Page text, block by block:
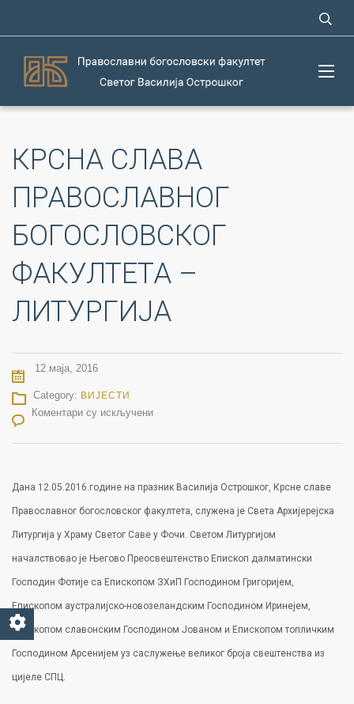
КРСНА СЛАВА
ПРАВОСЛАВНОГ
БОГОСЛОВСКОГ
ФАКУЛТЕТА –
ЛИТУРГИЈА
12 маја, 2016
Category: ВИЈЕСТИ
Коментари су искљученина КРСНА СЛАВА ПРАВОСЛАВНОГ БОГОСЛОВСКОГ ФАКУЛТЕТА – ЛИТУРГИЈА
Дана 12.05.2016.године на празник Василија Острошког, Крсне славе
Православног богословског факултета, служена је Света Архијерејска
Литургија у Храму Светог Саве у Фочи. Светом Литургијом
началствовао је Његово Преосвештенство Епископ далматински
Господин Фотије са Епископом ЗХиП Господином Григоријем,
Епископом аустралијско-новозеландским Господином Иринејем,
Епископом славонским Господином Јованом и Епископом топличким
Господином Арсенијем уз саслужење великог броја свештенства из
цијеле СПЦ.